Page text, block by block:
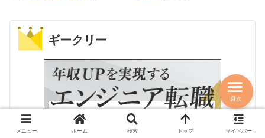
ギークリー
メニュー ホーム 検索 トップ サイドバー
目次